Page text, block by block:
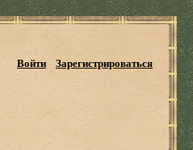
Войти Зарегистрироваться